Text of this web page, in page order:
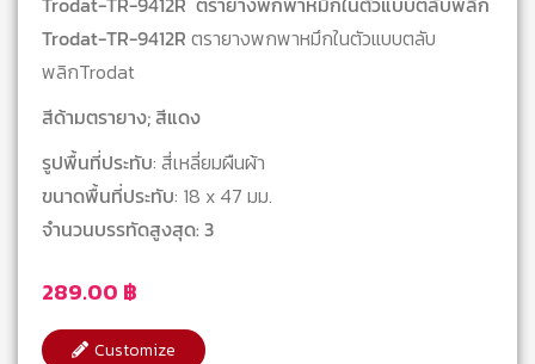
289.00 ฿
Trodat-TR-9412R ตรายางพกพาหมึกในตัวแบบตลับ
พลิกTrodat
สีด้ามตรายาง; สีแดง
รูปพื้นที่ประทับ: สี่เหลี่ยมผืนผ้า
ขนาดพื้นที่ประทับ: 18 x 47 มม.
จำนวนบรรทัดสูงสุด: 3
Customize